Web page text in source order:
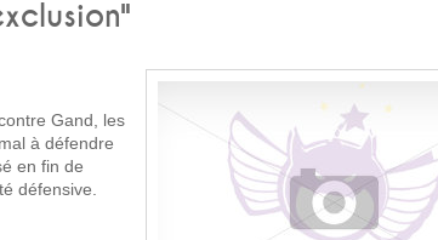
Gand, les
à défendre
en fin de
défensive.